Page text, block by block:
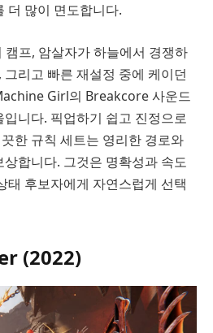
더 많이 면도합니다.
프, 암살자가 하늘에서 경쟁하
리고 빠른 재설정 중에 케이던
Girl의 Breakcore 사운드
니다. 픽업하기 쉽고 진정으로
한 규칙 세트는 영리한 경로와
합니다. 그것은 명확성과 속도
태 후보자에게 자연스럽게 선택
(2022)